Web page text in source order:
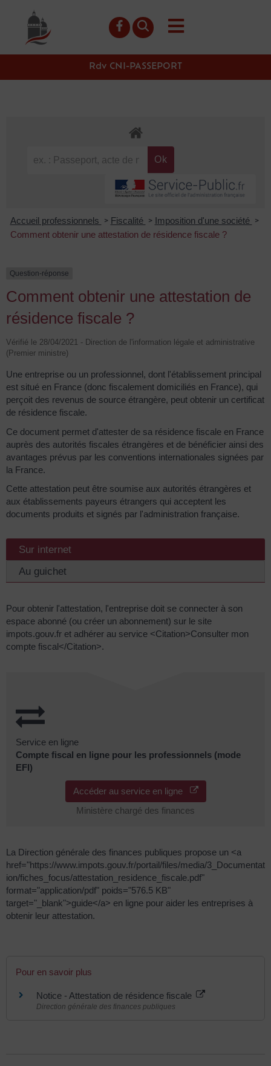
principal
Rdv CNI-PASSEPORT
Accueil professionnels > Fiscalité > Imposition d'une société >
Comment obtenir une attestation de résidence fiscale ?
Question-réponse
Comment obtenir une attestation de
résidence fiscale ?
Vérifié le 28/04/2021 - Direction de l'information légale et administrative
(Premier ministre)
Une entreprise ou un professionnel, dont l'établissement principal
est situé en France (donc fiscalement domiciliés en France), qui
perçoit des revenus de source étrangère, peut obtenir un certificat
de résidence fiscale.
Ce document permet d'attester de sa résidence fiscale en France
auprès des autorités fiscales étrangères et de bénéficier ainsi des
avantages prévus par les conventions internationales signées par
la France.
Cette attestation peut être soumise aux autorités étrangères et
aux établissements payeurs étrangers qui acceptent les
documents produits et signés par l'administration française.
Sur internet
Au guichet
Pour obtenir l'attestation, l'entreprise doit se connecter à son
espace abonné (ou créer un abonnement) sur le site
impots.gouv.fr et adhérer au service <Citation>Consulter mon
compte fiscal</Citation>.
Service en ligne
Compte fiscal en ligne pour les professionnels (mode
EFI)
Accéder au service en ligne
Ministère chargé des finances
La Direction générale des finances publiques propose un <a
href="https://www.impots.gouv.fr/portail/files/media/3_Documentat
ion/fiches_focus/attestation_residence_fiscale.pdf"
format="application/pdf" poids="576.5 KB"
target="_blank">guide</a> en ligne pour aider les entreprises à
obtenir leur attestation.
Pour en savoir plus
Notice - Attestation de résidence fiscale
Direction générale des finances publiques